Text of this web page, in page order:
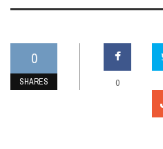
0
SHARES 0